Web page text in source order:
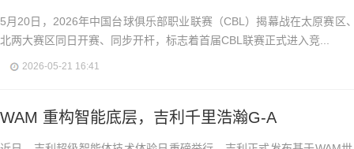
5月20日，2026年中国台球俱乐部职业联赛（CBL）揭幕战在太原赛区
北两大赛区同日开赛、同步开杆，标志着首届CBL联赛正式进入竞...
2026-05-21 16:41
WAM 重构智能底层，吉利千里浩瀚G-A